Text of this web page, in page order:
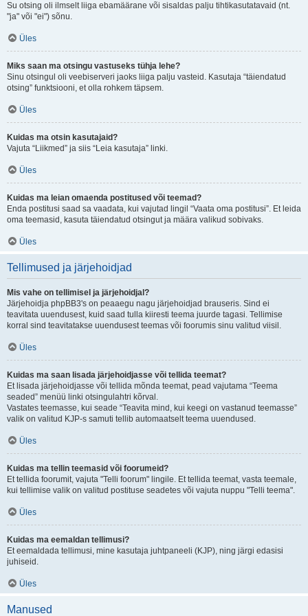
Su otsing oli ilmselt liiga ebamäärane või sisaldas palju tihtikasutatavaid (nt.
"ja" või "ei") sõnu.
Üles
Miks saan ma otsingu vastuseks tühja lehe?
Sinu otsingul oli veebiserveri jaoks liiga palju vasteid. Kasutaja “täiendatud
otsing” funktsiooni, et olla rohkem täpsem.
Üles
Kuidas ma otsin kasutajaid?
Vajuta “Liikmed” ja siis “Leia kasutaja” linki.
Üles
Kuidas ma leian omaenda postitused või teemad?
Enda postitusi saad sa vaadata, kui vajutad lingil “Vaata oma postitusi”. Et leida
oma teemasid, kasuta täiendatud otsingut ja määra valikud sobivaks.
Üles
Tellimused ja järjehoidjad
Mis vahe on tellimisel ja järjehoidjal?
Järjehoidja phpBB3's on peaaegu nagu järjehoidjad brauseris. Sind ei
teavitata uuendusest, kuid saad tulla kiiresti teema juurde tagasi. Tellimise
korral sind teavitatakse uuendusest teemas või foorumis sinu valitud viisil.
Üles
Kuidas ma saan lisada järjehoidjasse või tellida teemat?
Et lisada järjehoidjasse või tellida mõnda teemat, pead vajutama “Teema
seaded” menüü linki otsingulahtri kõrval.
Vastates teemasse, kui seade “Teavita mind, kui keegi on vastanud teemasse”
valik on valitud KJP-s samuti tellib automaatselt teema uuendused.
Üles
Kuidas ma tellin teemasid või foorumeid?
Et tellida foorumit, vajuta "Telli foorum" lingile. Et tellida teemat, vasta teemale,
kui tellimise valik on valitud postituse seadetes või vajuta nuppu "Telli teema".
Üles
Kuidas ma eemaldan tellimusi?
Et eemaldada tellimusi, mine kasutaja juhtpaneeli (KJP), ning järgi edasisi
juhiseid.
Üles
Manused